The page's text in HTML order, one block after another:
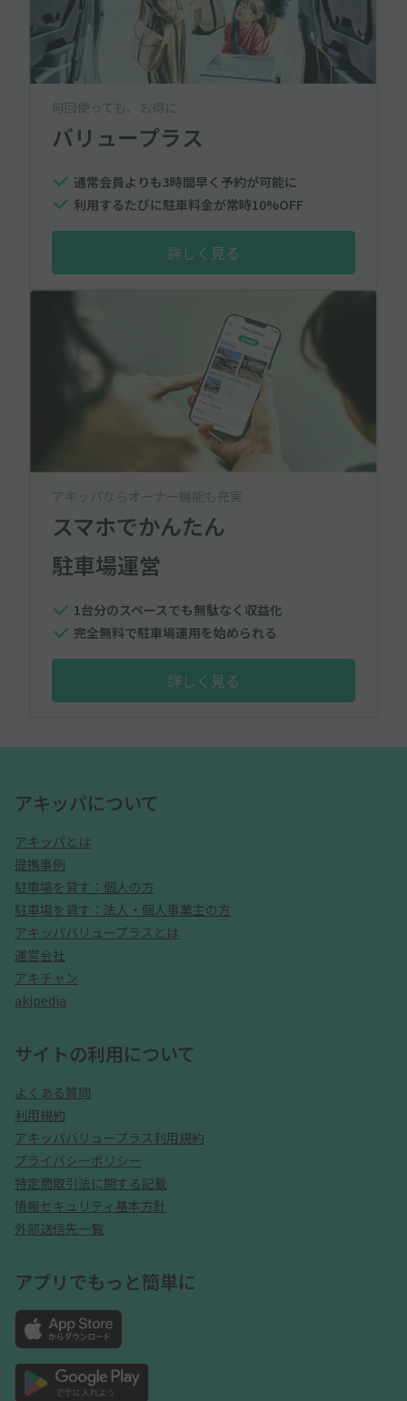
何回使っても、お得に
バリュープラス
通常会員よりも3時間早く予約が可能に
利用するたびに駐車料金が常時10%OFF
詳しく見る
アキッパならオーナー機能も充実
スマホでかんたん
駐車場運営
1台分のスペースでも無駄なく収益化
完全無料で駐車場運用を始められる
詳しく見る
アキッパについて
アキッパとは
提携事例
駐車場を貸す：個人の方
駐車場を貸す：法人・個人事業主の方
アキッパバリュープラスとは
運営会社
アキチャン
akipedia
サイトの利用について
よくある質問
利用規約
アキッパバリュープラス利用規約
プライバシーポリシー
特定商取引法に関する記載
情報セキュリティ基本方針
外部送信先一覧
アプリでもっと簡単に